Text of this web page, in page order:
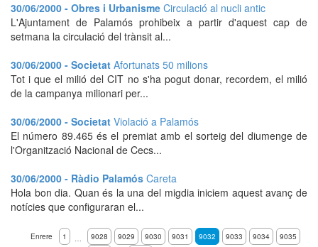
30/06/2000 - Obres i Urbanisme Circulació al nucli antic
L'Ajuntament de Palamós prohibeix a partir d'aquest cap de
setmana la circulació del trànsit al...
30/06/2000 - Societat Afortunats 50 milions
Tot i que el milió del CIT no s'ha pogut donar, recordem, el milió
de la campanya milionari per...
30/06/2000 - Societat Violació a Palamós
El número 89.465 és el premiat amb el sorteig del diumenge de
l'Organització Nacional de Cecs...
30/06/2000 - Ràdio Palamós Careta
Hola bon dia. Quan és la una del migdia iniciem aquest avanç de
notícies que configuraran el...
Enrere 1 … 9028 9029 9030 9031 9032 9033 9034
9035